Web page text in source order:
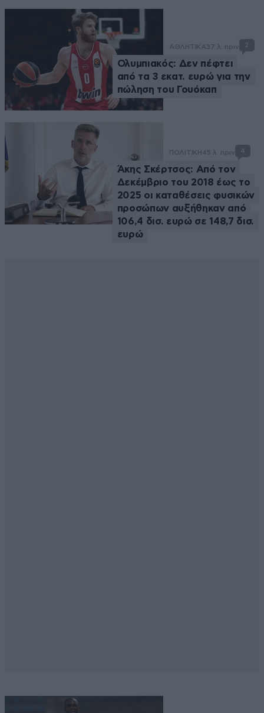
ΑΘΛΗΤΙΚΑ37 λ. πριν 2
Ολυμπιακός: Δεν πέφτει
από τα 3 εκατ. ευρώ για την
πώληση του Γουόκαπ
ΠΟΛΙΤΙΚΗ45 λ. πριν 4
Άκης Σκέρτσος: Από τον
Δεκέμβριο του 2018 έως το
2025 οι καταθέσεις φυσικών
προσώπων αυξήθηκαν από
106,4 δισ. ευρώ σε 148,7 δισ.
ευρώ